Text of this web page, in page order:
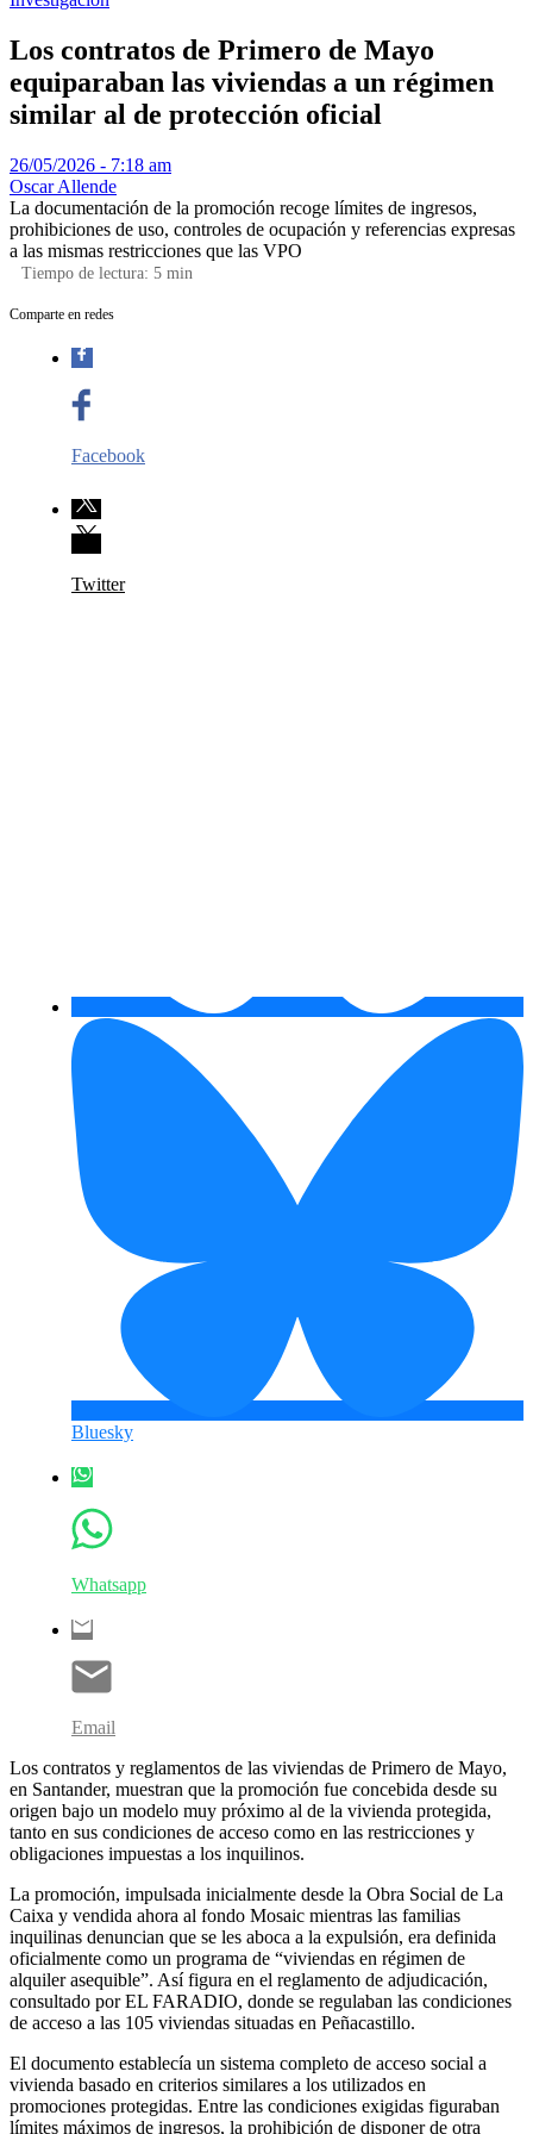
Los contratos de Primero de Mayo
equiparaban las viviendas a un régimen
similar al de protección oficial
26/05/2026 - 7:18 am
Oscar Allende
La documentación de la promoción recoge límites de ingresos,
prohibiciones de uso, controles de ocupación y referencias expresas
a las mismas restricciones que las VPO
Tiempo de lectura: 5 min
Comparte en redes
Facebook
Twitter
Bluesky
Whatsapp
Email
Los contratos y reglamentos de las viviendas de Primero de Mayo,
en Santander, muestran que la promoción fue concebida desde su
origen bajo un modelo muy próximo al de la vivienda protegida,
tanto en sus condiciones de acceso como en las restricciones y
obligaciones impuestas a los inquilinos.
La promoción, impulsada inicialmente desde la Obra Social de La
Caixa y vendida ahora al fondo Mosaic mientras las familias
inquilinas denuncian que se les aboca a la expulsión, era definida
oficialmente como un programa de “viviendas en régimen de
alquiler asequible”. Así figura en el reglamento de adjudicación,
consultado por EL FARADIO, donde se regulaban las condiciones
de acceso a las 105 viviendas situadas en Peñacastillo.
El documento establecía un sistema completo de acceso social a
vivienda basado en criterios similares a los utilizados en
promociones protegidas. Entre las condiciones exigidas figuraban
límites máximos de ingresos, la prohibición de disponer de otra